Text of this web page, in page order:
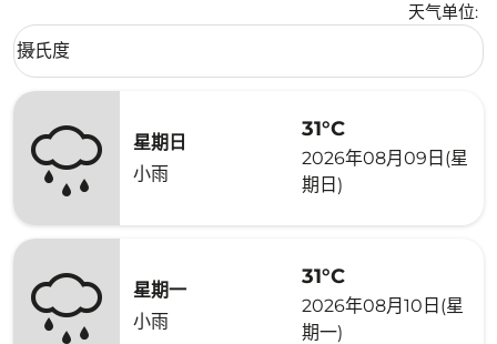
天气单位:
Weather unit option 摄氏度 Selected
摄氏度
keyboard_arrow_down
星期日
小雨
31°C
2026年08月09日(星
期日)
星期一
小雨
31°C
2026年08月10日(星
期一)